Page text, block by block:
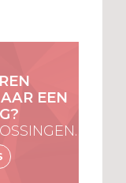
EEN